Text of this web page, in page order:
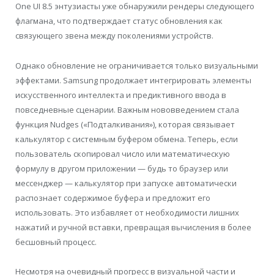
One UI 8.5 энтузиасты уже обнаружили рендеры следующего
флагмана, что подтверждает статус обновления как
связующего звена между поколениями устройств.
Однако обновление не ограничивается только визуальными
эффектами. Samsung продолжает интегрировать элементы
искусственного интеллекта и предиктивного ввода в
повседневные сценарии. Важным нововведением стала
функция Nudges («Подталкивания»), которая связывает
калькулятор с системным буфером обмена. Теперь, если
пользователь скопировал число или математическую
формулу в другом приложении — будь то браузер или
мессенджер — калькулятор при запуске автоматически
распознает содержимое буфера и предложит его
использовать. Это избавляет от необходимости лишних
нажатий и ручной вставки, превращая вычисления в более
бесшовный процесс.
Несмотря на очевидный прогресс в визуальной части и